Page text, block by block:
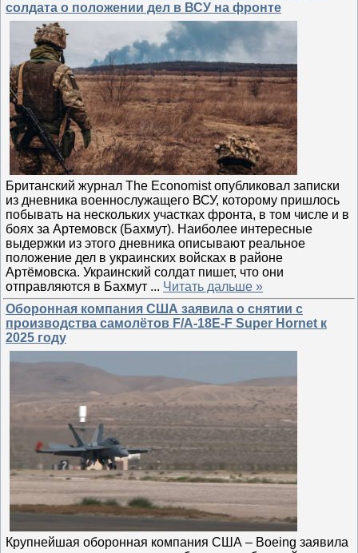
солдата о положении дел в ВСУ на фронте
Британский журнал The Economist опубликовал записки
из дневника военнослужащего ВСУ, которому пришлось
побывать на нескольких участках фронта, в том числе и в
боях за Артемовск (Бахмут). Наиболее интересные
выдержки из этого дневника описывают реальное
положение дел в украинских войсках в районе
Артёмовска. Украинский солдат пишет, что они
отправляются в Бахмут ... Читать дальше »
Оборонная компания США заявила о снятии с
производства самолётов F/A-18E-F Super Hornet к
2025 году
Крупнейшая оборонная компания США – Boeing заявила